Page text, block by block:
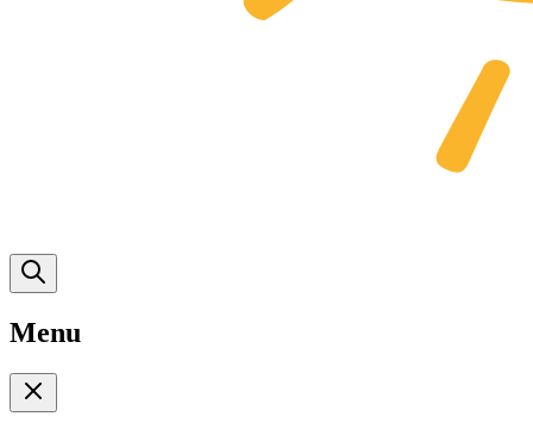
Menu